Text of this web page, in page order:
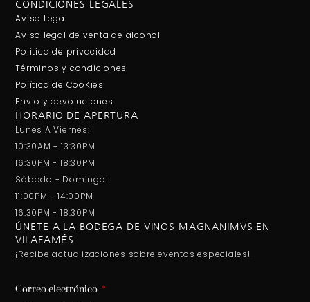
CONDICIONES LEGALES
Aviso Legal
Aviso legal de venta de alcohol
Política de privacidad
Términos y condiciones
Política de CooKies
Envio y devoluciones
HORARIO DE APERTURA
Lunes A Viernes:
10:30AM - 13:30PM
16:30PM - 18:30PM
Sábado - Domingo:
11:00PM - 14:00PM
16:30PM - 18:30PM
ÚNETE A LA BODEGA DE VINOS MAGNANIMVS EN
VILAFAMÉS
¡Recibe actualizaciones sobre eventos especiales!
Correo electrónico